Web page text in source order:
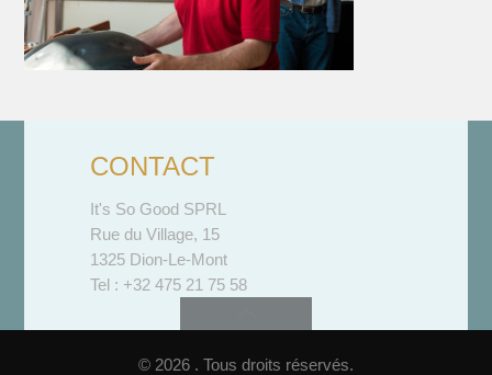
CONTACT
It's So Good SPRL
Rue du Village, 15
1325 Dion-Le-Mont
Tel : +32 475 21 75 58
© 2026 . Tous droits réservés.